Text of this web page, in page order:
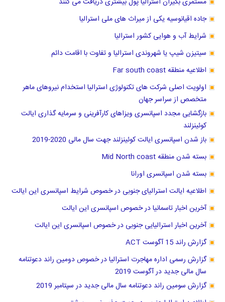
جاده اقیانوسیه یکی از میراث های ملی استرالیا
شرایط آب و هوایی کشور استرالیا
سیتیزن شیپ یا شهروندی استرالیا و تفاوت با اقامت دائم
اطلاعیه منطقه Far south coast
اولویت اصلی شرکت های تکنولوژی استرالیا استخدام نیروهای ماهر
متخصص از سراسر جهان
بازگشایی مجدد اسپانسری ویزاهای کارآفرینی و سرمایه گذاری ایالت
کوئینزلند
باز شدن اسپانسری ایالت کوئینزلند جهت سال مالی 2020-2019
بسته شدن منطقه Mid North coast
بسته شدن اسپانسری اورانا
اطلاعیه ایالت استرالیای جنوبی در خصوص شرایط اسپانسری این ایالت
آخرین اخبار تاسمانیا در خصوص اسپانسری این ایالت
آخرین اخبار استرالیایی جنوبی در خصوص اسپانسری این ایالت
گزارش راند 15 آگوست ACT
گزارش رسمی اداره مهاجرت استرالیا در خصوص دومین راند دعوتنامه
سال مالی جدید در آگوست 2019
گزارش سومین راند دعوتنامه سال مالی جدید در سپتامبر 2019